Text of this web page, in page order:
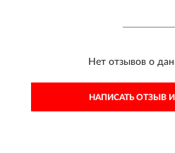
Нет отзывов о
НАПИСАТЬ ОТЗЫВ